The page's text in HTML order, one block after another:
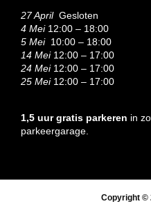
27 AprilGesloten
4 Mei12:00 – 18:00
5 Mei10:00 – 18:00
14 Mei12:00 – 17:00
24 Mei12:00 – 17:00
25 Mei 12:00 – 17:00
1,5 uur gratis parkeren in
parkeergarage.
Copyright ©